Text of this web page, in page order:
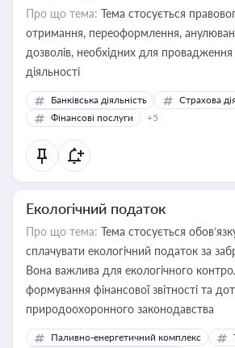
Про що тема: Тема стосується
отримання, переоформлення,
дозволів, необхідних для провадження
діяльності
Банківська діяльність
Страхова
Фінансові послуги
+5
Екологічний податок
Про що тема: Тема стосується
сплачувати екологічний податок за
Вона важлива для екологічного
формування фінансової звітності та
природоохоронного законодавства
Паливно-енергетичний комплекс